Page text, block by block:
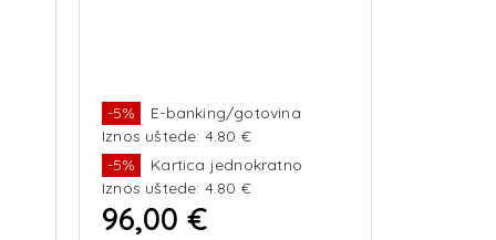
-5%
E-banking/gotovina
Iznos uštede: 4.80 €
-5%
Kartica jednokratno
Iznos uštede: 4.80 €
96,00 €